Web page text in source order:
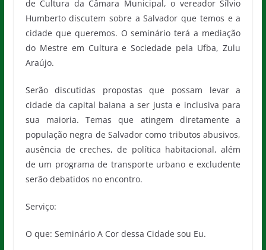
de Cultura da Câmara Municipal, o vereador Sílvio
Humberto discutem sobre a Salvador que temos e a
cidade que queremos. O seminário terá a mediação
do Mestre em Cultura e Sociedade pela Ufba, Zulu
Araújo.
Serão discutidas propostas que possam levar a
cidade da capital baiana a ser justa e inclusiva para
sua maioria. Temas que atingem diretamente a
população negra de Salvador como tributos abusivos,
ausência de creches, de política habitacional, além
de um programa de transporte urbano e excludente
serão debatidos no encontro.
Serviço:
O que: Seminário A Cor dessa Cidade sou Eu.